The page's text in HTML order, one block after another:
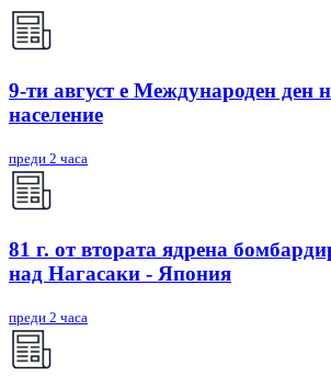
9-ти август е Международен ден
население
преди 2 часа
81 г. от втората ядрена
над Нагасаки - Япония
преди 2 часа